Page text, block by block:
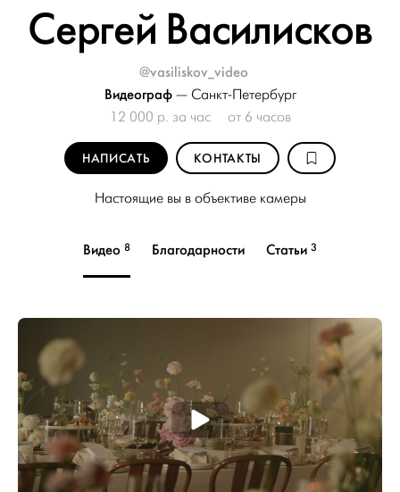
Сергей Василисков
@vasiliskov_video
Видеограф — Санкт-Петербург
12 000 р. за час
от 6 часов
НАПИСАТЬ КОНТАКТЫ
Настоящие вы в объективе камеры
Видео 8 Благодарности Статьи 3